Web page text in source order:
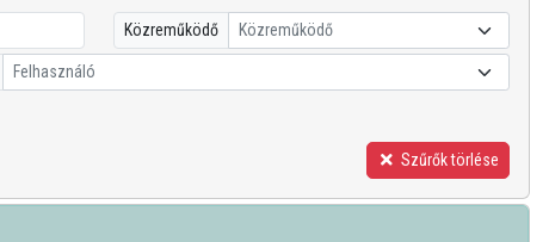
Közreműködő Közreműködő
Felhasználó
Szűrők törlése